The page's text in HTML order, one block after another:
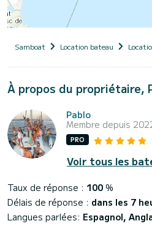
Samboat Location bateau
À propos du propriétaire,
Pablo
Membre depuis
PRO
Voir tous les
Taux de réponse : 100 %
Délais de réponse : dans les 7
Langues parlées: Espagnol,